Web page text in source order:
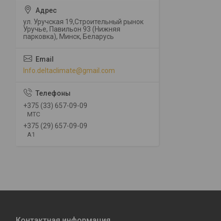
ул. Уручская 19,Строительный рынок
Уручье, Павильон 93 (Нижняя
парковка), Минск, Беларусь
Info.deltaclimate@gmail.com
+375 (33) 657-09-09
МТС
+375 (29) 657-09-09
А1